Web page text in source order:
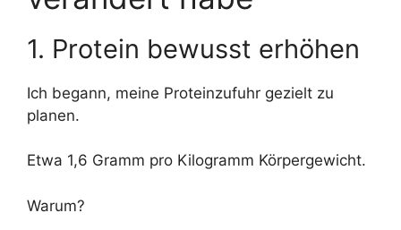
1. Protein bewusst erhöhen
Ich begann, meine Proteinzufuhr gezielt zu
planen.
Etwa 1,6 Gramm pro Kilogramm Körpergewicht.
Warum?